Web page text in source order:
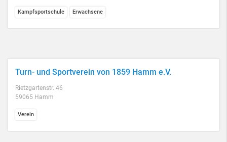
Kampfsportschule Erwachsene
Turn- und Sportverein von 1859 Hamm e.V.
Rietzgartenstr. 46
59065 Hamm
Verein